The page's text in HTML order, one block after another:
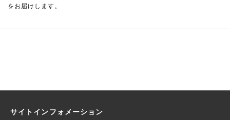
をお届けします。
サイトインフォメーション